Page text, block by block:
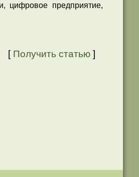
цифровое предприятие,
[ Получить статью ]